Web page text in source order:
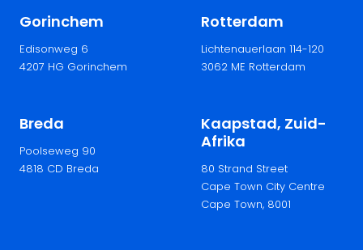
Gorinchem
Edisonweg 6
4207 HG Gorinchem
Rotterdam
Lichtenauerlaan 114-120
3062 ME Rotterdam
Breda
Poolseweg 90
4818 CD Breda
Kaapstad, Zuid-
Afrika
80 Strand Street
Cape Town City Centre
Cape Town, 8001